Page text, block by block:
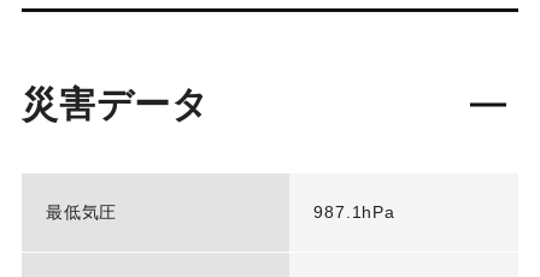
災害データ
最低気圧 987.1hPa